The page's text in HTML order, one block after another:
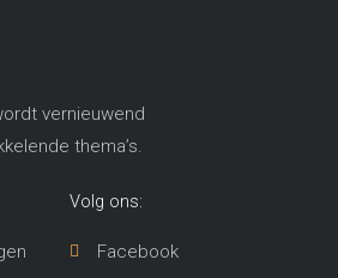
vernieuwend
thema’s​.
Volg ons:
Facebook